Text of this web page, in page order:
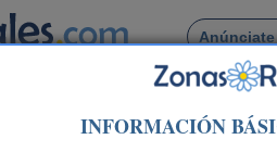
Busca por pueblo
> Caleta de Famara
INFORMACIÓN